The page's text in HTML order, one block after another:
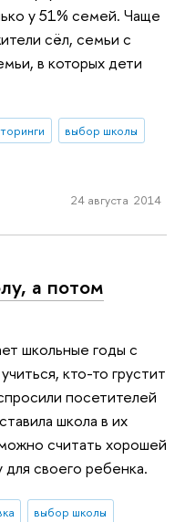
у 51% семей. Чаще
сёл, семьи с
в которых дети
выбор школы
24 августа 2014
а потом
школьные годы с
кто-то грустит
посетителей
школа в их
считать хорошей
для своего ребенка.
выбор школы